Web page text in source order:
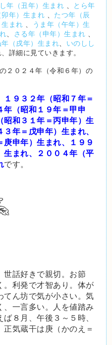
年（丑年）生まれ
とら年
卯年）生まれ
たつ年（辰
まれ
うま年（午年）生
さる年（申年）生まれ
年（戌年）生まれ
いのしし
詳細に見ていきます。
２０２４年（令和６年）の
１９３２年（昭和７年＝
（昭和１９年＝甲申
和３１年＝丙申年）生
年＝戊申年）生まれ、
庚申年）生まれ、１９９
生まれ、２００４年（平
です。
世話好きで親切。お節
。利発で才智あり。体が
てん坊で気が小さい。気
、一言多い。人を値踏み
８月、午後３～５時、
気蔵干は庚（かのえ＝